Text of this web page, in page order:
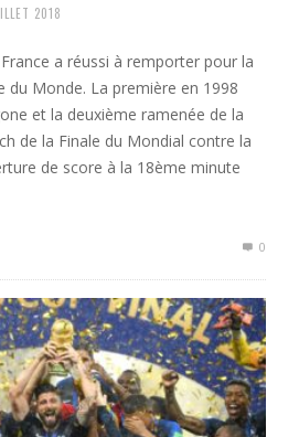
2018
a réussi à remporter pour la
du Monde. La première en 1998
et la deuxième ramenée de la
de la Finale du Mondial contre la
de score à la 18ème minute
0